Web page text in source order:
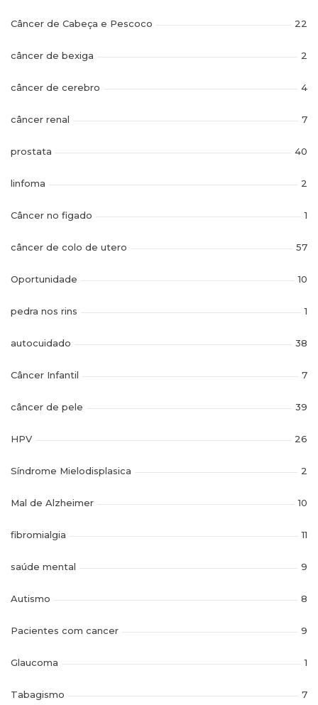
Câncer de Cabeça e Pescoco 22
câncer de bexiga 2
câncer de cerebro 4
câncer renal 7
prostata 40
linfoma 2
Câncer no figado 1
câncer de colo de utero 57
Oportunidade 10
pedra nos rins 1
autocuidado 38
Câncer Infantil 7
câncer de pele 39
HPV 26
Síndrome Mielodisplasica 2
Mal de Alzheimer 10
fibromialgia 11
saúde mental 9
Autismo 8
Pacientes com cancer 9
Glaucoma 1
Tabagismo 7